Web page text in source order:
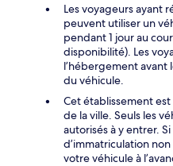
Les voyageurs ayant
peuvent utiliser un
pendant 1 jour au
disponibilité). Les
l’hébergement avant
du véhicule.
Cet établissement est
de la ville. Seuls les
autorisés à y entrer.
d’immatriculation
votre véhicule à